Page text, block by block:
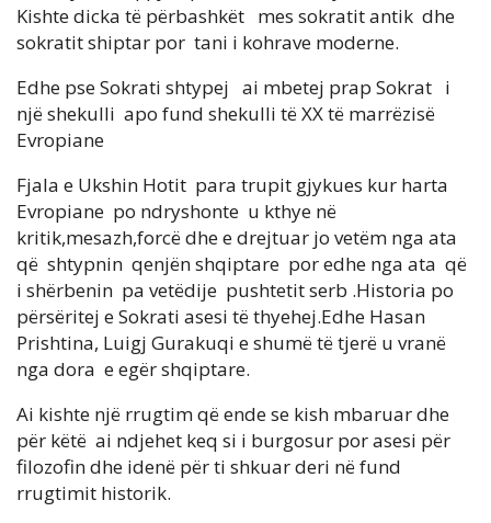
Kishte dicka të përbashkët mes sokratit antik dhe
sokratit shiptar por tani i kohrave moderne.
Edhe pse Sokrati shtypej ai mbetej prap Sokrat i
një shekulli apo fund shekulli të XX të marrëzisë
Evropiane
Fjala e Ukshin Hotit para trupit gjykues kur harta
Evropiane po ndryshonte u kthye në
kritik,mesazh,forcë dhe e drejtuar jo vetëm nga ata
që shtypnin qenjën shqiptare por edhe nga ata që
i shërbenin pa vetëdije pushtetit serb .Historia po
përsëritej e Sokrati asesi të thyehej.Edhe Hasan
Prishtina, Luigj Gurakuqi e shumë të tjerë u vranë
nga dora e egër shqiptare.
Ai kishte një rrugtim që ende se kish mbaruar dhe
për këtë ai ndjehet keq si i burgosur por asesi për
filozofin dhe idenë për ti shkuar deri në fund
rrugtimit historik.